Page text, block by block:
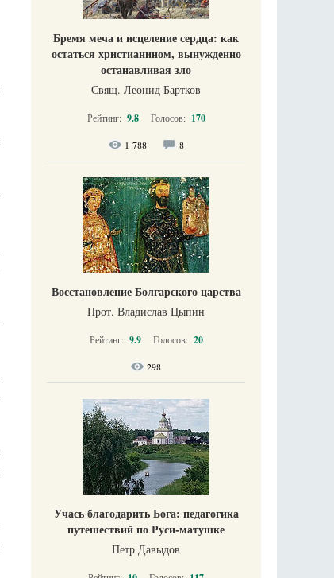
Бремя меча и исцеление сердца: как
остаться христианином, вынужденно
останавливая зло
Свящ. Леонид Бартков
Рейтинг: 9.8 Голосов: 170
1 788 8
Восстановление Болгарского царства
Прот. Владислав Цыпин
Рейтинг: 9.9 Голосов: 20
298
Учась благодарить Бога: педагогика
путешествий по Руси-матушке
Петр Давыдов